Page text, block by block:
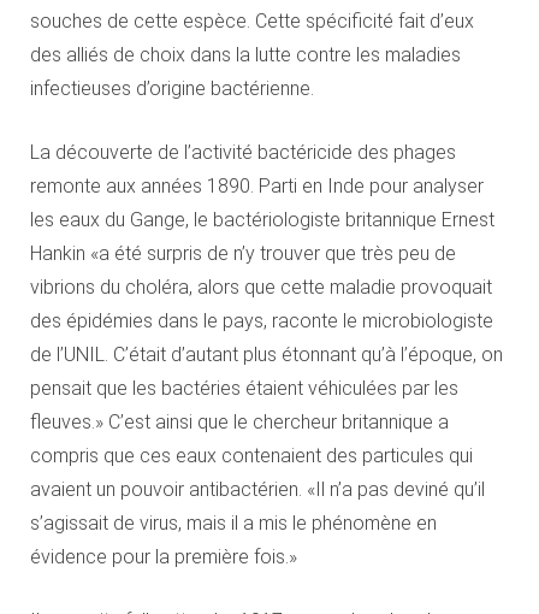
souches de cette espèce. Cette spécificité fait d’eux
des alliés de choix dans la lutte contre les maladies
infectieuses d’origine bactérienne.
La découverte de l’activité bactéricide des phages
remonte aux années 1890. Parti en Inde pour analyser
les eaux du Gange, le bactériologiste britannique Ernest
Hankin «a été surpris de n’y trouver que très peu de
vibrions du choléra, alors que cette maladie provoquait
des épidémies dans le pays, raconte le microbiologiste
de l’UNIL. C’était d’autant plus étonnant qu’à l’époque, on
pensait que les bactéries étaient véhiculées par les
fleuves.» C’est ainsi que le chercheur britannique a
compris que ces eaux contenaient des particules qui
avaient un pouvoir antibactérien. «Il n’a pas deviné qu’il
s’agissait de virus, mais il a mis le phénomène en
évidence pour la première fois.»